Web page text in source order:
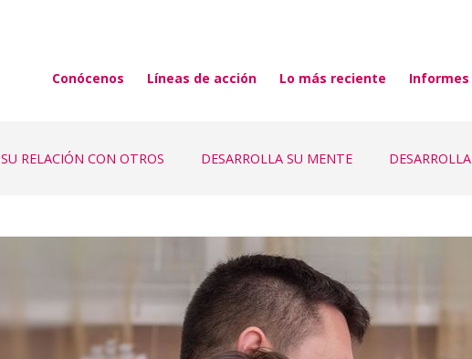
Conócenos Líneas de acción Lo más reciente Informes
SU RELACIÓN CON OTROS DESARROLLA SU MENTE